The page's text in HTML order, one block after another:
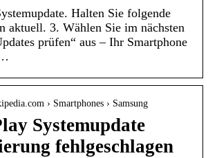
Halten Sie folgende
aktuell. 3. Wählen Sie im nächsten
prüfen“ aus – Ihr Smartphone
› Smartphones › Samsung
Systemupdate
fehlgeschlagen